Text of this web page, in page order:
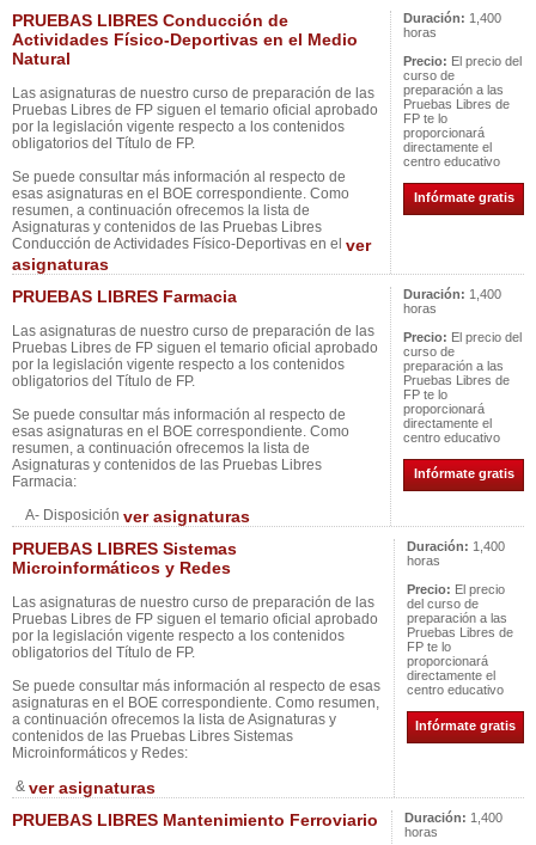
PRUEBAS LIBRES Conducción de
Actividades Físico-Deportivas en el Medio
Natural
Las asignaturas de nuestro curso de preparación de las
Pruebas Libres de FP siguen el temario oficial aprobado
por la legislación vigente respecto a los contenidos
obligatorios del Título de FP.
Se puede consultar más información al respecto de
esas asignaturas en el BOE correspondiente. Como
resumen, a continuación ofrecemos la lista de
Asignaturas y contenidos de las Pruebas Libres
Conducción de Actividades Físico-Deportivas en el ver
asignaturas
Duración: 1,400
horas
Precio: El precio del
curso de
preparación a las
Pruebas Libres de
FP te lo
proporcionará
directamente el
centro educativo
Infórmate gratis
PRUEBAS LIBRES Farmacia
Las asignaturas de nuestro curso de preparación de las
Pruebas Libres de FP siguen el temario oficial aprobado
por la legislación vigente respecto a los contenidos
obligatorios del Título de FP.
Se puede consultar más información al respecto de
esas asignaturas en el BOE correspondiente. Como
resumen, a continuación ofrecemos la lista de
Asignaturas y contenidos de las Pruebas Libres
Farmacia:
A- Disposición ver asignaturas
Duración: 1,400
horas
Precio: El precio del
curso de
preparación a las
Pruebas Libres de
FP te lo
proporcionará
directamente el
centro educativo
Infórmate gratis
PRUEBAS LIBRES Sistemas
Microinformáticos y Redes
Las asignaturas de nuestro curso de preparación de las
Pruebas Libres de FP siguen el temario oficial aprobado
por la legislación vigente respecto a los contenidos
obligatorios del Título de FP.
Se puede consultar más información al respecto de esas
asignaturas en el BOE correspondiente. Como resumen,
a continuación ofrecemos la lista de Asignaturas y
contenidos de las Pruebas Libres Sistemas
Microinformáticos y Redes:
& ver asignaturas
Duración: 1,400
horas
Precio: El precio
del curso de
preparación a las
Pruebas Libres de
FP te lo
proporcionará
directamente el
centro educativo
Infórmate gratis
PRUEBAS LIBRES Mantenimiento Ferroviario Duración: 1,400
horas